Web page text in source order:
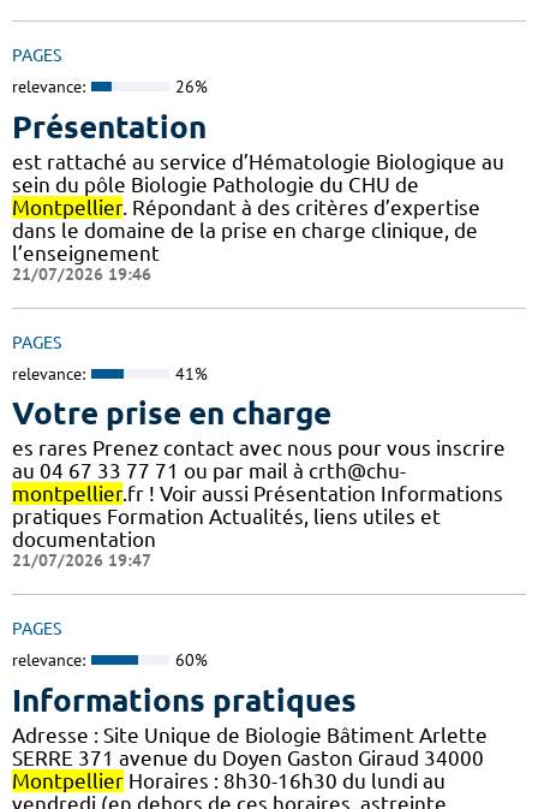
PAGES
relevance: 26%
Présentation
est rattaché au service d’Hématologie Biologique au
sein du pôle Biologie Pathologie du CHU de
Montpellier. Répondant à des critères d’expertise
dans le domaine de la prise en charge clinique, de
l’enseignement
21/07/2026 19:46
PAGES
relevance: 41%
Votre prise en charge
es rares Prenez contact avec nous pour vous inscrire
au 04 67 33 77 71 ou par mail à crth@chu-
montpellier.fr ! Voir aussi Présentation Informations
pratiques Formation Actualités, liens utiles et
documentation
21/07/2026 19:47
PAGES
relevance: 60%
Informations pratiques
Adresse : Site Unique de Biologie Bâtiment Arlette
SERRE 371 avenue du Doyen Gaston Giraud 34000
Montpellier Horaires : 8h30-16h30 du lundi au
vendredi (en dehors de ces horaires, astreinte